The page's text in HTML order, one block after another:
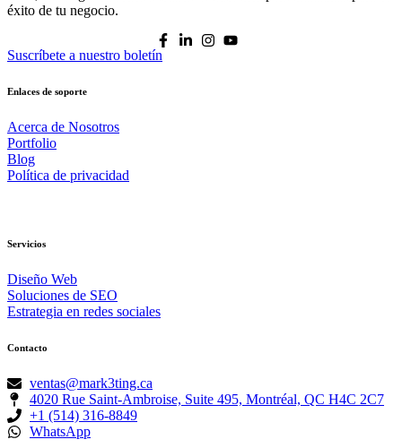
éxito de tu negocio.
Suscríbete a nuestro boletín
Enlaces de soporte
Acerca de Nosotros
Portfolio
Blog
Política de privacidad
Servicios
Diseño Web
Soluciones de SEO
Estrategia en redes sociales
Contacto
ventas@mark3ting.ca
4020 Rue Saint-Ambroise, Suite 495, Montréal, QC H4C 2C7
+1 (514) 316-8849
WhatsApp